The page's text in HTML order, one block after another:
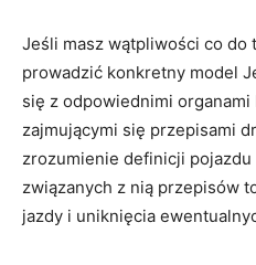
Jeśli masz wątpliwości​ co do
prowadzić konkretny model
się z ‍odpowiednimi
⁣zajmującymi się przepisami
zrozumienie definicji
związanych z nią przepisów
jazdy i uniknięcia